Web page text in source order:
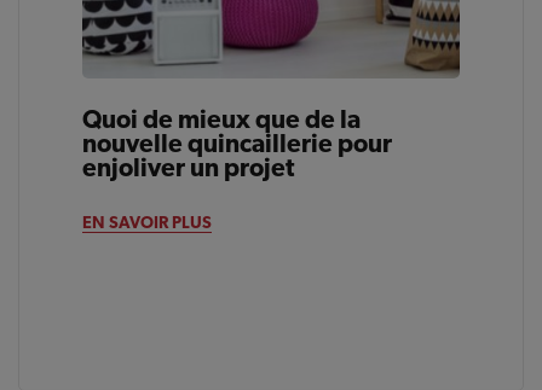
Quoi de mieux que de la
nouvelle quincaillerie pour
enjoliver un projet
EN SAVOIR PLUS